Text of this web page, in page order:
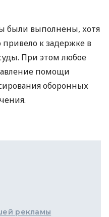
были выполнены, хотя
к задержке в
При этом любое
помощи
оборонных
рекламы